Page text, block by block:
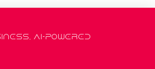
AI-POWERED